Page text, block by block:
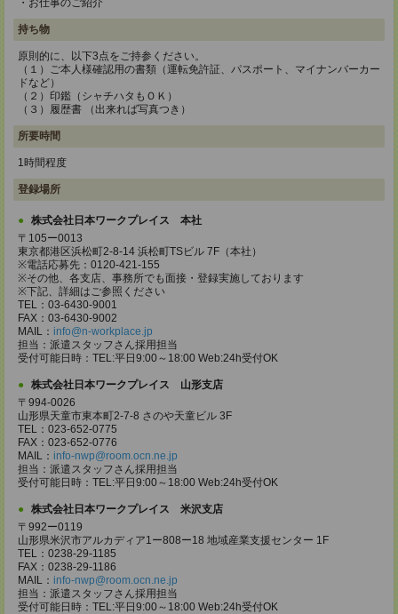
・お仕事のご紹介
持ち物
原則的に、以下3点をご持参ください。
（１）ご本人様確認用の書類（運転免許証、パスポート、マイナンバーカー
ドなど）
（２）印鑑（シャチハタもＯＫ）
（３）履歴書 （出来れば写真つき）
所要時間
1時間程度
登録場所
株式会社日本ワークプレイス 本社
〒105ー0013
東京都港区浜松町2-8-14 浜松町TSビル 7F（本社）
※電話応募先：0120-421-155
※その他、各支店、事務所でも面接・登録実施しております
※下記、詳細はご参照ください
TEL：03-6430-9001
FAX：03-6430-9002
MAIL： info@n-workplace.jp
担当：派遣スタッフさん採用担当
受付可能日時：TEL:平日9:00～18:00 Web:24h受付OK
株式会社日本ワークプレイス 山形支店
〒994-0026
山形県天童市東本町2-7-8 さのや天童ビル 3F
TEL：023-652-0775
FAX：023-652-0776
MAIL： info-nwp@room.ocn.ne.jp
担当：派遣スタッフさん採用担当
受付可能日時：TEL:平日9:00～18:00 Web:24h受付OK
株式会社日本ワークプレイス 米沢支店
〒992ー0119
山形県米沢市アルカディア1ー808ー18 地域産業支援センター 1F
TEL：0238-29-1185
FAX：0238-29-1186
MAIL： info-nwp@room.ocn.ne.jp
担当：派遣スタッフさん採用担当
受付可能日時：TEL:平日9:00～18:00 Web:24h受付OK